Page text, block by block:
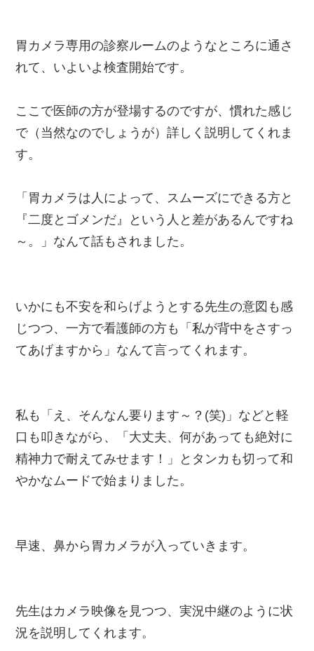
胃カメラ専用の診察ルームのようなところに通さ
れて、いよいよ検査開始です。
ここで医師の方が登場するのですが、慣れた感じ
で（当然なのでしょうが）詳しく説明してくれま
す。
「胃カメラは人によって、スムーズにできる方と
『二度とゴメンだ』という人と差があるんですね
～。」なんて話もされました。
いかにも不安を和らげようとする先生の意図も感
じつつ、一方で看護師の方も「私が背中をさすっ
てあげますから」なんて言ってくれます。
私も「え、そんなん要ります～？(笑)」などと軽
口も叩きながら、「大丈夫、何があっても絶対に
精神力で耐えてみせます！」とタンカも切って和
やかなムードで始まりました。
早速、鼻から胃カメラが入っていきます。
先生はカメラ映像を見つつ、実況中継のように状
況を説明してくれます。